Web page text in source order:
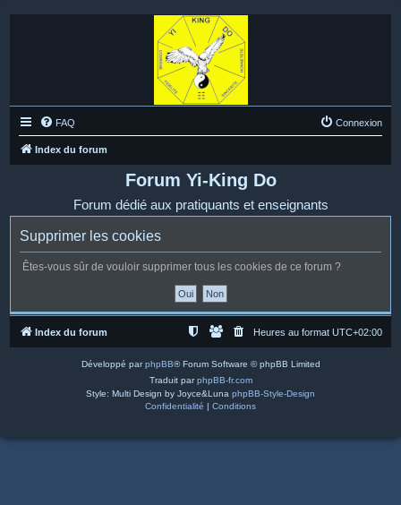
FAQ Connexion
Index du forum
Forum Yi-King Do
Forum dédié aux pratiquants et enseignants
Supprimer les cookies
Êtes-vous sûr de vouloir supprimer tous les cookies de ce forum ?
Index du forum Heures au format UTC+02:00
Développé parphpBB® Forum Software © phpBB Limited
Traduit parphpBB-fr.com
Style: Multi Design by Joyce&Luna phpBB-Style-Design
Confidentialité | Conditions